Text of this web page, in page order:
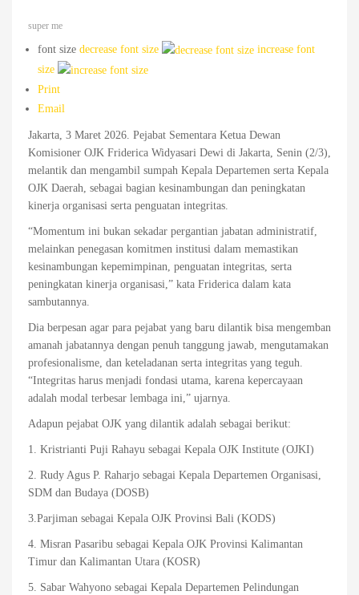
super me
font size decrease font size
increase font
size
Print
Email
Jakarta, 3 Maret 2026. Pejabat Sementara Ketua Dewan
Komisioner OJK Friderica Widyasari Dewi di Jakarta, Senin (2/3),
melantik dan mengambil sumpah Kepala Departemen serta Kepala
OJK Daerah, sebagai bagian kesinambungan dan peningkatan
kinerja organisasi serta penguatan integritas.
“Momentum ini bukan sekadar pergantian jabatan administratif,
melainkan penegasan komitmen institusi dalam memastikan
kesinambungan kepemimpinan, penguatan integritas, serta
peningkatan kinerja organisasi,” kata Friderica dalam kata
sambutannya.
Dia berpesan agar para pejabat yang baru dilantik bisa mengemban
amanah jabatannya dengan penuh tanggung jawab, mengutamakan
profesionalisme, dan keteladanan serta integritas yang teguh.
“Integritas harus menjadi fondasi utama, karena kepercayaan
adalah modal terbesar lembaga ini,” ujarnya.
Adapun pejabat OJK yang dilantik adalah sebagai berikut:
1. Kristrianti Puji Rahayu sebagai Kepala OJK Institute (OJKI)
2. Rudy Agus P. Raharjo sebagai Kepala Departemen Organisasi,
SDM dan Budaya (DOSB)
3.Parjiman sebagai Kepala OJK Provinsi Bali (KODS)
4. Misran Pasaribu sebagai Kepala OJK Provinsi Kalimantan
Timur dan Kalimantan Utara (KOSR)
5. Sabar Wahyono sebagai Kepala Departemen Pelindungan